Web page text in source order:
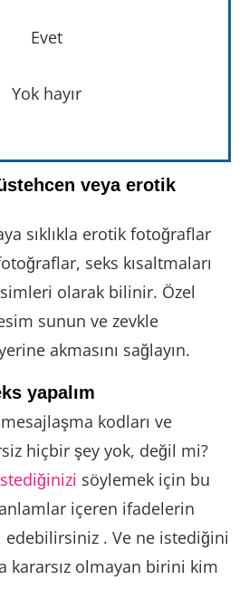
Evet
Yok hayır
veya erotik
sıklıkla erotik fotoğraflar
seks kısaltmaları
olarak bilinir. Özel
sunun ve zevkle
akmasını sağlayın.
yapalım
kodları ve
hiçbir şey yok, değil mi?
söylemek için bu
içeren ifadelerin
. Ve ne istediğini
kararsız olmayan birini kim